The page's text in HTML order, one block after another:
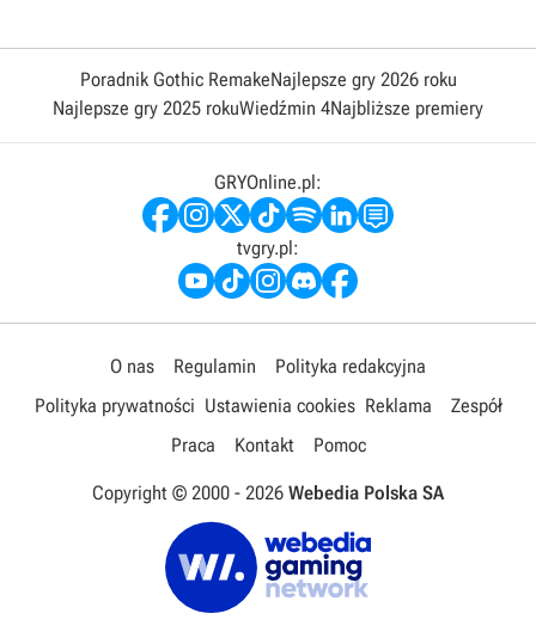
Poradnik Gothic RemakeNajlepsze gry 2026 roku
Najlepsze gry 2025 rokuWiedźmin 4Najbliższe premiery
GRYOnline.pl:
tvgry.pl:
O nas Regulamin
Polityka redakcyjna
Polityka prywatności Ustawienia cookies Reklama
Zespół
Praca
Kontakt Pomoc
Copyright © 2000 - 2026 Webedia Polska SA